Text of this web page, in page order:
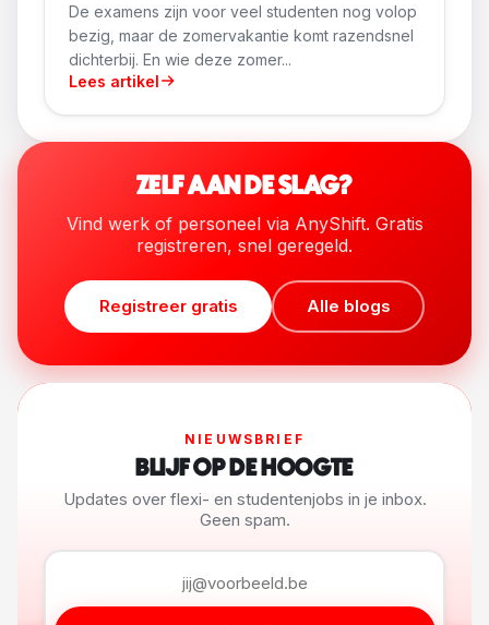
De examens zijn voor veel studenten nog volop
bezig, maar de zomervakantie komt razendsnel
dichterbij. En wie deze zomer...
Lees artikel
ZELF AAN DE SLAG?
Vind werk of personeel via AnyShift. Gratis
registreren, snel geregeld.
Registreer gratis Alle blogs
NIEUWSBRIEF
BLIJF OP DE HOOGTE
Updates over flexi- en studentenjobs in je inbox.
Geen spam.